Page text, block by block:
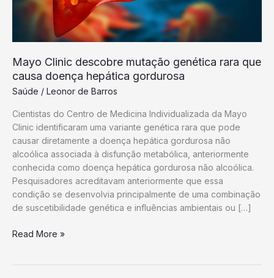
Mayo Clinic descobre mutação genética rara que
causa doença hepática gordurosa
Saúde / Leonor de Barros
Cientistas do Centro de Medicina Individualizada da Mayo
Clinic identificaram uma variante genética rara que pode
causar diretamente a doença hepática gordurosa não
alcoólica associada à disfunção metabólica, anteriormente
conhecida como doença hepática gordurosa não alcoólica.
Pesquisadores acreditavam anteriormente que essa
condição se desenvolvia principalmente de uma combinação
de suscetibilidade genética e influências ambientais ou […]
Mayo
Read More »